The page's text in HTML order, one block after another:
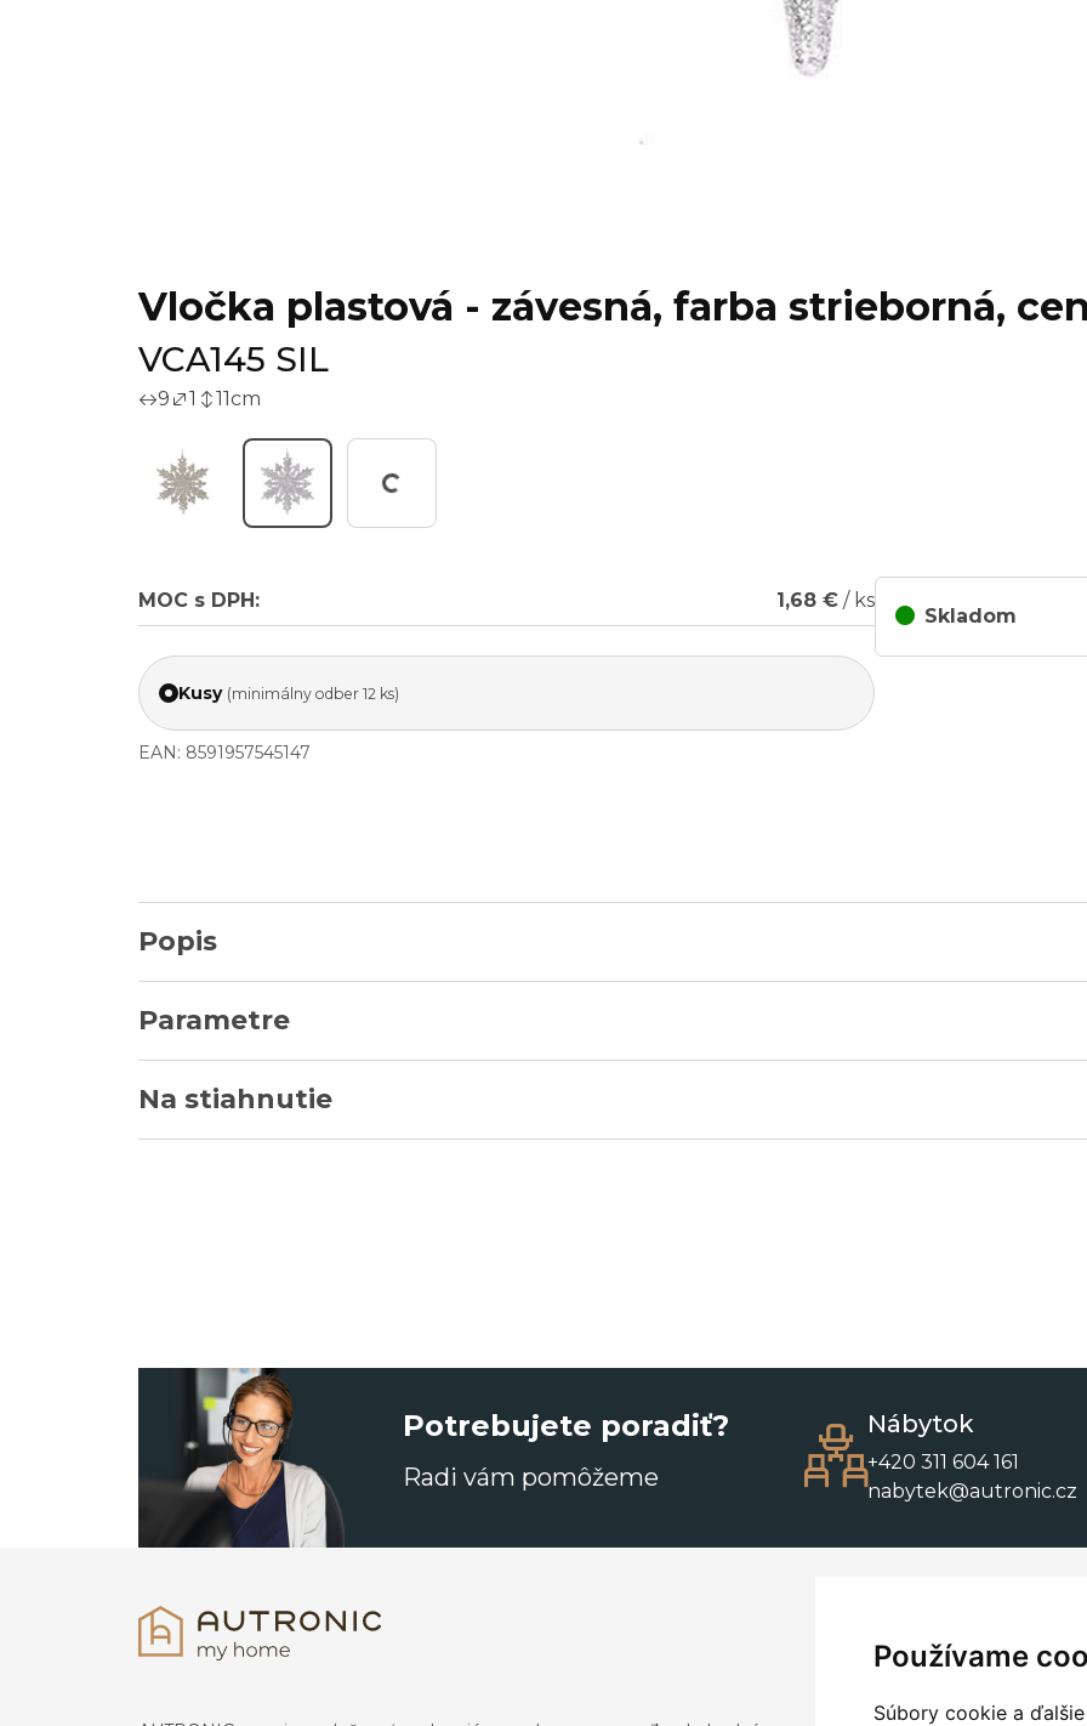
Používame
Súbory cookie a
Vločka plastová - závesná, farba strieborná,
VCA145 SIL
9 1 11cm
Working...
MOC s DPH: 1,68 € / ks
Kusy (minimálny odber 12 ks)
EAN: 8591957545147
Skladom
Popis
Parametre
Na stiahnutie
Potrebujete poradiť?
Radi vám pomôžeme
Nábytok
+420 311 604 161
nabytek@autronic.cz